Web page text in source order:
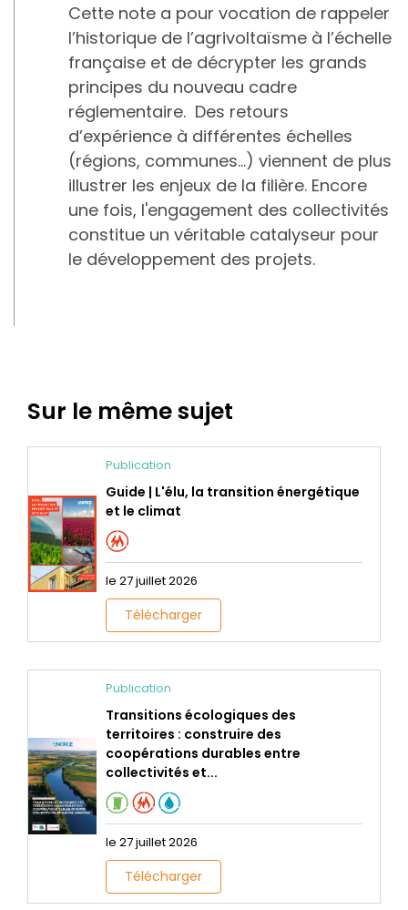
Cette note a pour vocation de rappeler
l’historique de l’agrivoltaïsme à l’échelle
française et de décrypter les grands
principes du nouveau cadre
réglementaire. Des retours
d’expérience à différentes échelles
(régions, communes...) viennent de plus
illustrer les enjeux de la filière. Encore
une fois, l'engagement des collectivités
constitue un véritable catalyseur pour
le développement des projets.
Sur le même sujet
Publication
Guide | L'élu, la transition énergétique
et le climat
le 27 juillet 2026
Télécharger
Publication
Transitions écologiques des
territoires : construire des
coopérations durables entre
collectivités et...
le 27 juillet 2026
Télécharger